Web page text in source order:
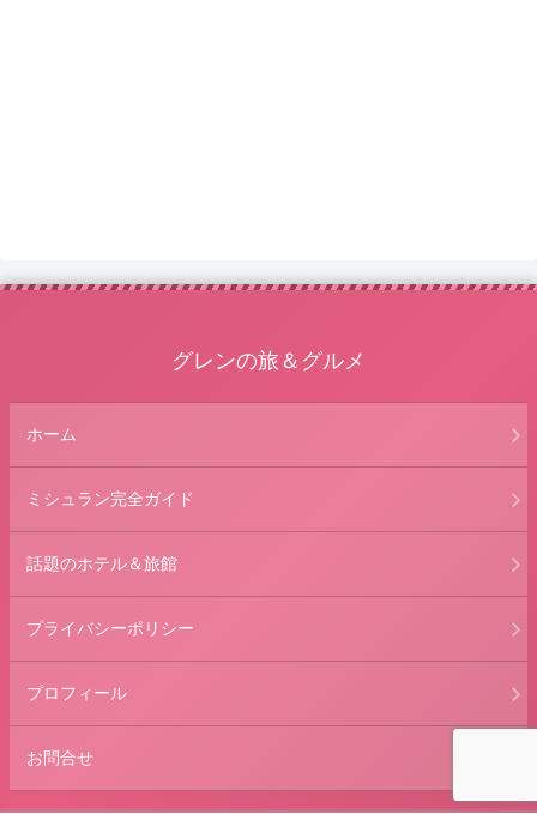
グレンの旅＆グルメ
ホーム
ミシュラン完全ガイド
話題のホテル＆旅館
プライバシーポリシー
プロフィール
お問合せ